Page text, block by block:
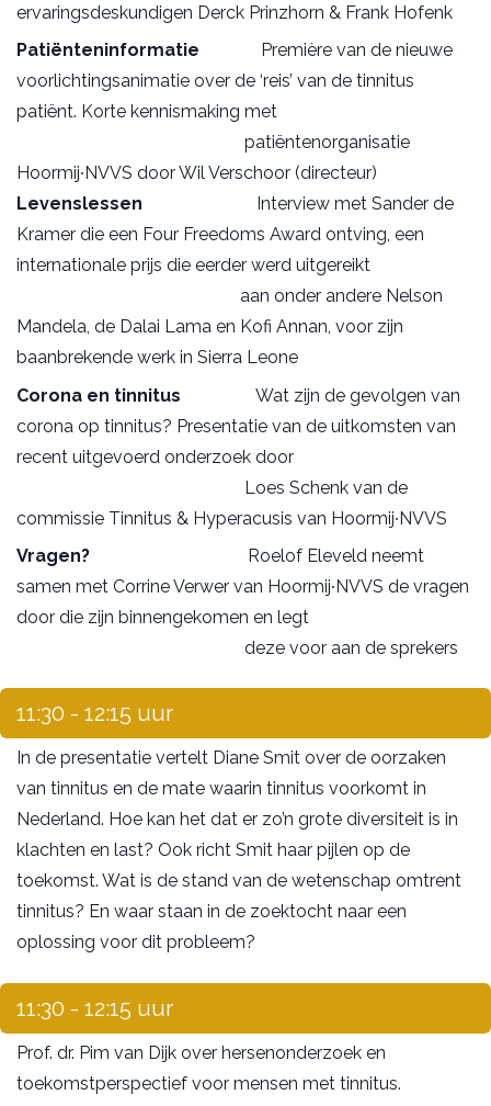
ervaringsdeskundigen Derck Prinzhorn & Frank Hofenk
Patiënteninformatie Première van de nieuwe
voorlichtingsanimatie over de ‘reis’ van de tinnitus
patiënt. Korte kennismaking met
patiëntenorganisatie
Hoormij∙NVVS door Wil Verschoor (directeur)
Levenslessen Interview met Sander de
Kramer die een Four Freedoms Award ontving, een
internationale prijs die eerder werd uitgereikt
aan onder andere Nelson
Mandela, de Dalai Lama en Kofi Annan, voor zijn
baanbrekende werk in Sierra Leone
Corona en tinnitus Wat zijn de gevolgen van
corona op tinnitus? Presentatie van de uitkomsten van
recent uitgevoerd onderzoek door
Loes Schenk van de
commissie Tinnitus & Hyperacusis van Hoormij∙NVVS
Vragen?
Roelof Eleveld neemt
samen met Corrine Verwer van Hoormij∙NVVS de vragen
door die zijn binnengekomen en legt
deze voor aan de sprekers
11:30 - 12:15 uur
In de presentatie vertelt Diane Smit over de oorzaken
van tinnitus en de mate waarin tinnitus voorkomt in
Nederland. Hoe kan het dat er zo’n grote diversiteit is in
klachten en last? Ook richt Smit haar pijlen op de
toekomst. Wat is de stand van de wetenschap omtrent
tinnitus? En waar staan in de zoektocht naar een
oplossing voor dit probleem?
11:30 - 12:15 uur
Prof. dr. Pim van Dijk over hersenonderzoek en
toekomstperspectief voor mensen met tinnitus.